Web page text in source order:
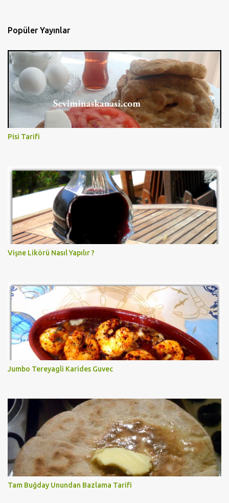
Popüler Yayınlar
Pisi Tarifi
Vişne Likörü Nasıl Yapılır ?
Jumbo Tereyagli Karides Guvec
Tam Buğday Unundan Bazlama Tarifi